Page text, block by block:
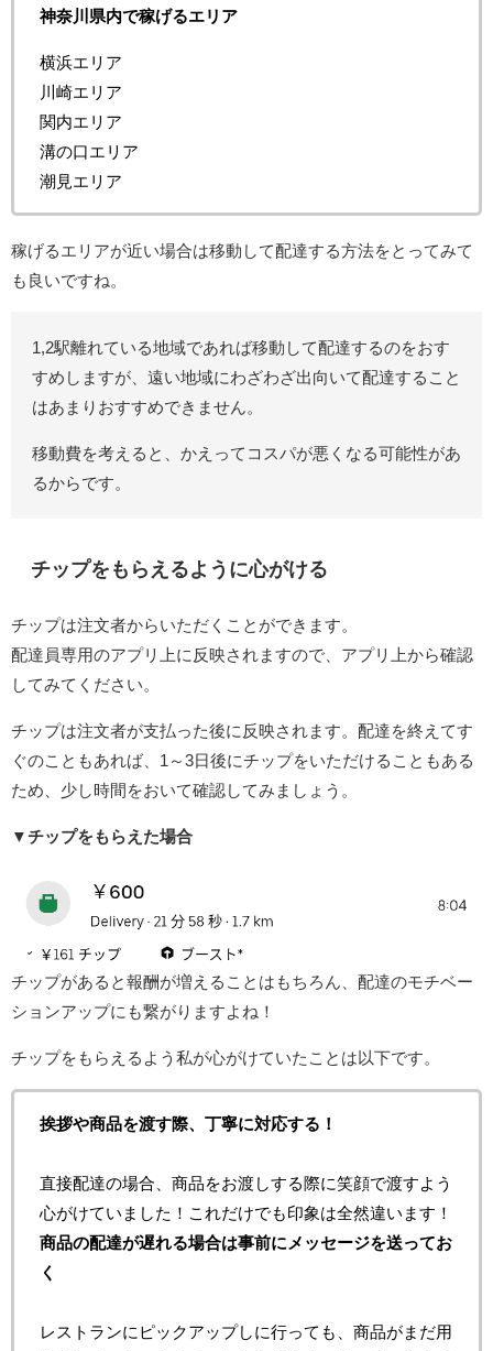
神奈川県内で稼げるエリア
横浜エリア
川崎エリア
関内エリア
溝の口エリア
潮見エリア
稼げるエリアが近い場合は移動して配達する方法をとってみて
も良いですね。
1,2駅離れている地域であれば移動して配達するのをおす
すめしますが、遠い地域にわざわざ出向いて配達すること
はあまりおすすめできません。
移動費を考えると、かえってコスパが悪くなる可能性があ
るからです。
チップをもらえるように心がける
チップは注文者からいただくことができます。
配達員専用のアプリ上に反映されますので、アプリ上から確認
してみてください。
チップは注文者が支払った後に反映されます。配達を終えてす
ぐのこともあれば、1～3日後にチップをいただけることもある
ため、少し時間をおいて確認してみましょう。
▼ チップをもらえた場合
チップがあると報酬が増えることはもちろん、配達のモチベー
ションアップにも繋がりますよね！
チップをもらえるよう私が心がけていたことは以下です。
挨拶や商品を渡す際、丁寧に対応する！
直接配達の場合、商品をお渡しする際に笑顔で渡すよう
心がけていました！これだけでも印象は全然違います！
商品の配達が遅れる場合は事前にメッセージを送ってお
く
レストランにピックアップしに行っても、商品がまだ用